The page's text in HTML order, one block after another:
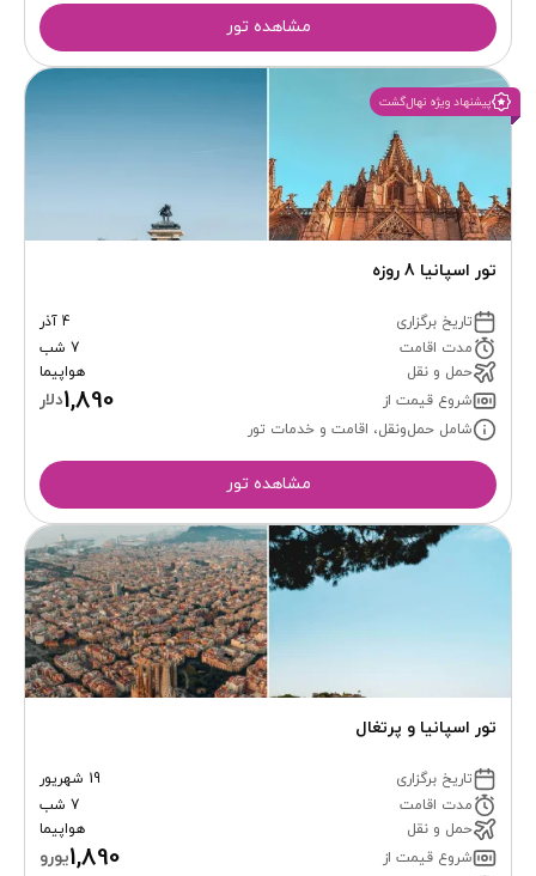
مشاهده تور
تور اسپانیا 8 روزه
پیشنهاد ویژه نهال‌گشت
تاریخ برگزاری
4 آذر
مدت اقامت
7 شب
حمل و نقل
هواپیما
شروع قیمت از
1,890دلار
شامل حمل‌ونقل، اقامت و خدمات تور
مشاهده تور
تور اسپانیا و پرتغال
تاریخ برگزاری
19 شهریور
مدت اقامت
7 شب
حمل و نقل
هواپیما
شروع قیمت از
1,890یورو